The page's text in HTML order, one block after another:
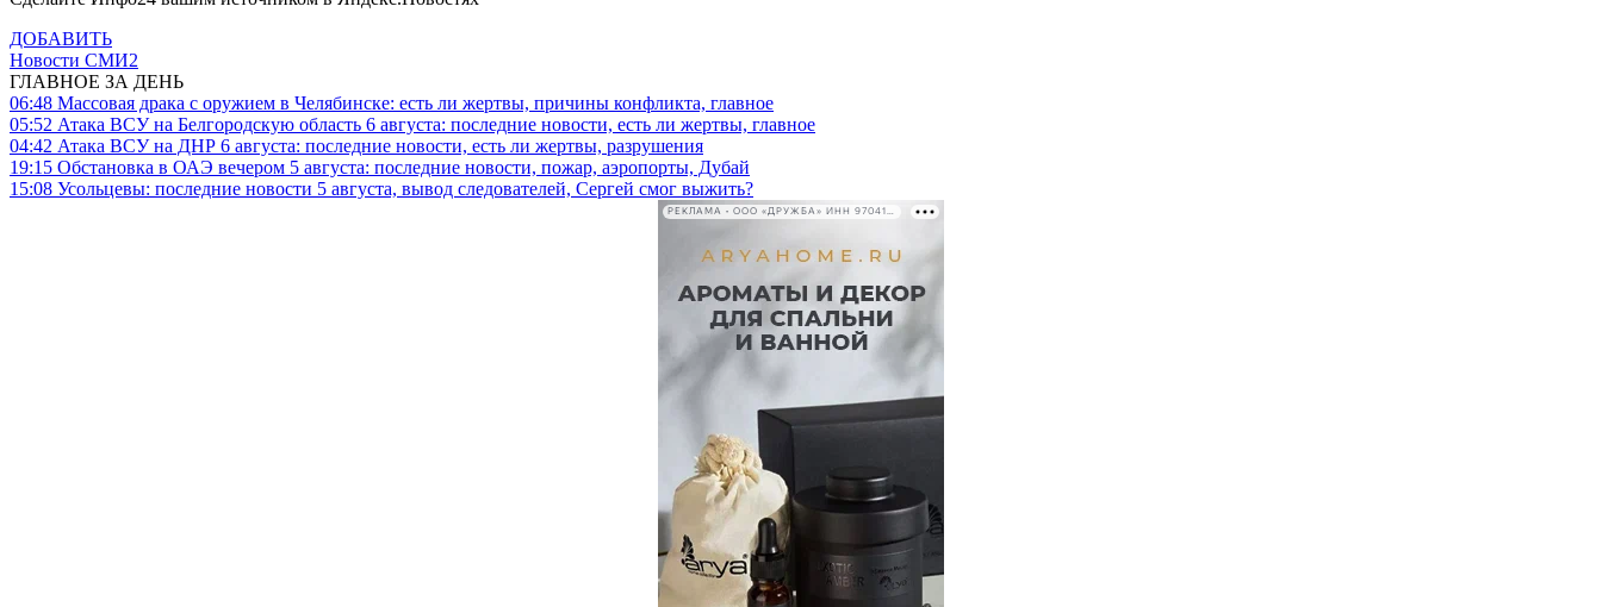
ДОБАВИТЬ
Новости СМИ2
ГЛАВНОЕ ЗА ДЕНЬ
06:48 Массовая драка с оружием в Челябинске: есть ли жертвы, причины конфликта, главное
05:52 Атака ВСУ на Белгородскую область 6 августа: последние новости, есть ли жертвы, главное
04:42 Атака ВСУ на ДНР 6 августа: последние новости, есть ли жертвы, разрушения
19:15 Обстановка в ОАЭ вечером 5 августа: последние новости, пожар, аэропорты, Дубай
15:08 Усольцевы: последние новости 5 августа, вывод следователей, Сергей смог выжить?
РЕКЛАМА • ООО «ДРУЖБА» ИНН 9704146411